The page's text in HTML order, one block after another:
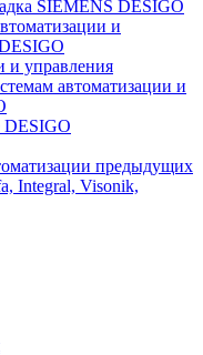
SIEMENS DESIGO
и
и управления
автоматизации и
DESIGO
предыдущих
Integral, Visonik,